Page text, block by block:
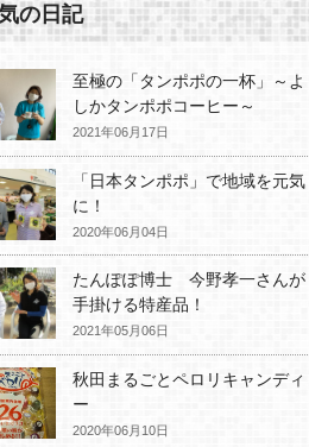
の日記
至極の「タンポポの一杯」～よ
しかタンポポコーヒー～
2021年06月17日
「日本タンポポ」で地域を元気
に！
2020年06月04日
たんぽぽ博士 今野孝一さんが
手掛ける特産品！
2021年05月06日
秋田まるごとペロリキャンディ
ー
2020年06月10日